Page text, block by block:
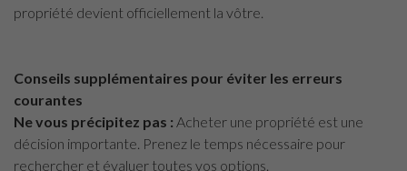
propriété devient officiellement la vôtre.
Conseils supplémentaires pour éviter les erreurs
courantes
Ne vous précipitez pas : Acheter une propriété est une
décision importante. Prenez le temps nécessaire pour
rechercher et évaluer toutes vos options.